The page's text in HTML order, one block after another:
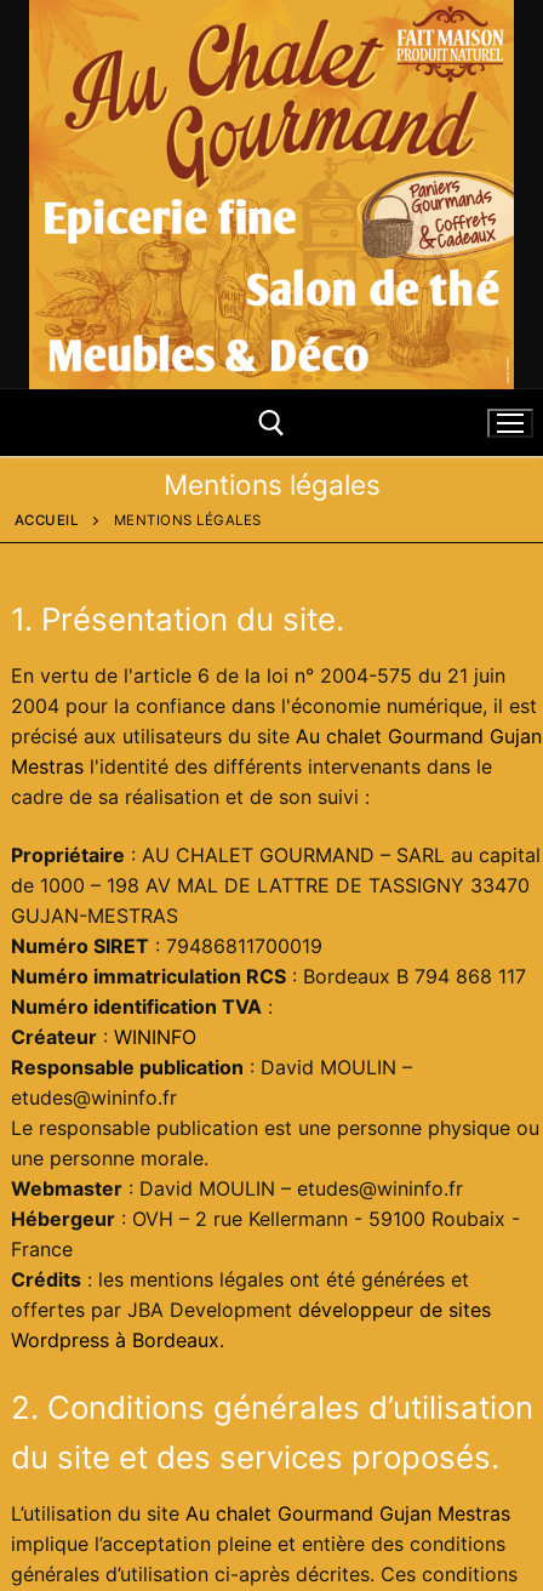
contenu
Mentions légales
ACCUEIL MENTIONS LÉGALES
1. Présentation du site.
En vertu de l'article 6 de la loi n° 2004-575 du 21 juin
2004 pour la confiance dans l'économie numérique, il est
précisé aux utilisateurs du site Au chalet Gourmand Gujan
Mestras l'identité des différents intervenants dans le
cadre de sa réalisation et de son suivi :
Propriétaire : AU CHALET GOURMAND – SARL au capital
de 1000 – 198 AV MAL DE LATTRE DE TASSIGNY 33470
GUJAN-MESTRAS
Numéro SIRET : 79486811700019
Numéro immatriculation RCS : Bordeaux B 794 868 117
Numéro identification TVA :
Créateur : WININFO
Responsable publication : David MOULIN –
etudes@wininfo.fr
Le responsable publication est une personne physique ou
une personne morale.
Webmaster : David MOULIN – etudes@wininfo.fr
Hébergeur : OVH – 2 rue Kellermann - 59100 Roubaix -
France
Crédits : les mentions légales ont été générées et
offertes par JBA Development développeur de sites
Wordpress à Bordeaux.
2. Conditions générales d’utilisation
du site et des services proposés.
L’utilisation du site Au chalet Gourmand Gujan Mestras
implique l’acceptation pleine et entière des conditions
générales d’utilisation ci-après décrites. Ces conditions